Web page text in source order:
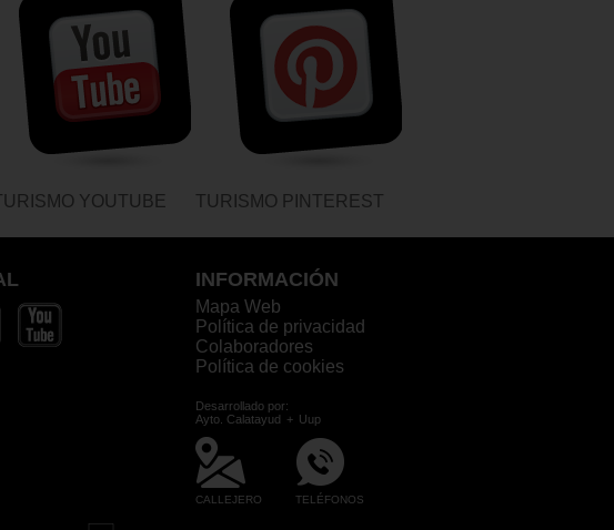
YOUTUBE TURISMO PINTEREST
INFORMACIÓN
Mapa Web
Política de privacidad
Colaboradores
Política de cookies
Desarrollado por:
Ayto. Calatayud + Uup
CALLEJERO TELÉFONOS